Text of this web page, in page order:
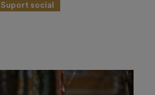
Suport social